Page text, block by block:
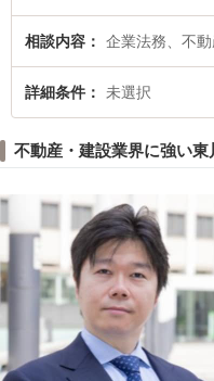
相談できる東川町内の弁護士に相
おすすめです。
相談内容 企業法務、不
詳細条件 未選択
不動産・建設業界に強い